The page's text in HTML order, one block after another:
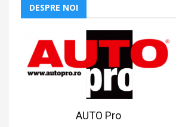
DESPRE NOI
AUTO Pro